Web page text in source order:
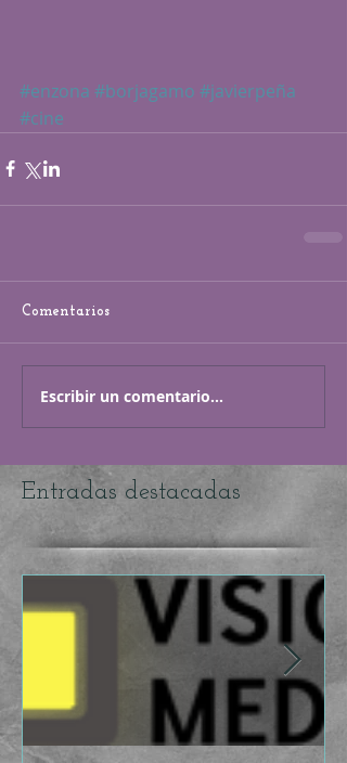
Entradas destacadas
#enzona #borjagamo #javierpeña
#cine
Comentarios
Escribir un comentario...